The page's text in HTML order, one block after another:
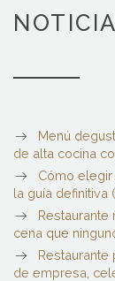
Menú
de alta cocina
Cómo elegir
la guía definitiva
cena que
de empresa,